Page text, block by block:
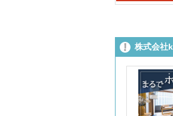
株式会社